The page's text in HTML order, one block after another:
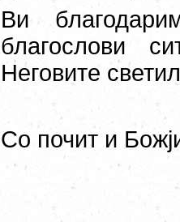
Ви
благослови
Неговите
Со почит и